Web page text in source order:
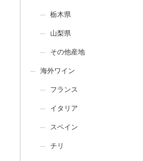
栃木県
山梨県
その他産地
海外ワイン
フランス
イタリア
スペイン
チリ